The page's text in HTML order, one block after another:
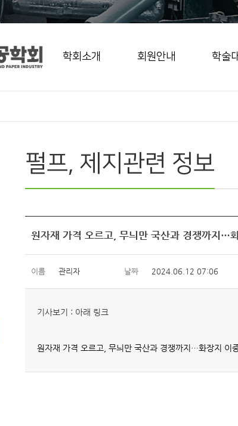
학회소개 회원안내 학술
펄프, 제지관련 정보
원자재 가격 오르고, 무늬만 국산과 경쟁까지…
이름 관리자 날짜 2024.06.12 07:06
기사보기 : 아래 링크
원자재 가격 오르고, 무늬만 국산과 경쟁까지…화장지 이